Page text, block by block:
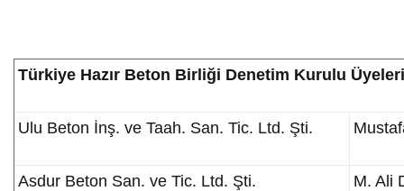
Türkiye Hazır Beton Birliği Denetim Kurulu
Ulu Beton İnş. ve Taah. San. Tic. Ltd. Şti.
Asdur Beton San. ve Tic. Ltd. Şti. M. Ali